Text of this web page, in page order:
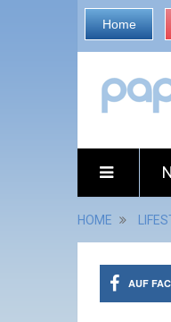
Home
HOME
AUF